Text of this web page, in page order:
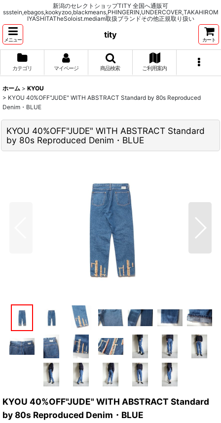
新潟のセレクトショップTITY 全国へ通販可
ssstein,ebagos,kookyzoo,blackmeans,PHINGERIN,UNDERCOVER,TAKAHIROM
IYASHITATheSoloist.mediam取扱ブランドその他正規取り扱い
メニュー
tity
カート
カテゴリ マイページ 商品検索 ご利用案内
ホーム > KYOU
> KYOU 40%OFF"JUDE" WITH ABSTRACT Standard by 80s Reproduced
Denim・BLUE
KYOU 40%OFF"JUDE" WITH ABSTRACT Standard
by 80s Reproduced Denim・BLUE
KYOU 40%OFF"JUDE" WITH ABSTRACT Standard
by 80s Reproduced Denim・BLUE